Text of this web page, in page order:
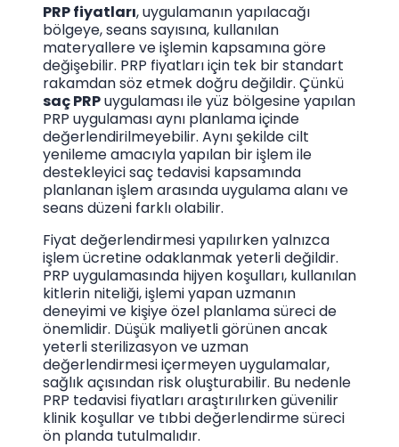
PRP fiyatları, uygulamanın yapılacağı
bölgeye, seans sayısına, kullanılan
materyallere ve işlemin kapsamına göre
değişebilir. PRP fiyatları için tek bir standart
rakamdan söz etmek doğru değildir. Çünkü
saç PRPuygulaması ile yüz bölgesine yapılan
PRP uygulaması aynı planlama içinde
değerlendirilmeyebilir. Aynı şekilde cilt
yenileme amacıyla yapılan bir işlem ile
destekleyici saç tedavisi kapsamında
planlanan işlem arasında uygulama alanı ve
seans düzeni farklı olabilir.
Fiyat değerlendirmesi yapılırken yalnızca
işlem ücretine odaklanmak yeterli değildir.
PRP uygulamasında hijyen koşulları, kullanılan
kitlerin niteliği, işlemi yapan uzmanın
deneyimi ve kişiye özel planlama süreci de
önemlidir. Düşük maliyetli görünen ancak
yeterli sterilizasyon ve uzman
değerlendirmesi içermeyen uygulamalar,
sağlık açısından risk oluşturabilir. Bu nedenle
PRP tedavisi fiyatları araştırılırken güvenilir
klinik koşullar ve tıbbi değerlendirme süreci
ön planda tutulmalıdır.